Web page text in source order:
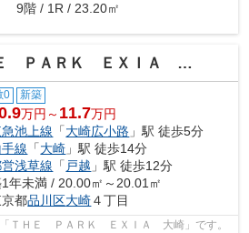
9階 / 1R / 23.20㎡
ＰＡＲＫ ＥＸＩＡ 大崎
0 新築
万円～ 11.7万円
池上線 「大崎広小路 」駅 徒歩5分
線 「大崎 」駅 徒歩14分
浅草線 「 戸越 」駅 徒歩12分
年未満 / 20.00㎡～20.01㎡
都品川区大崎４丁目
「ＴＨＥ ＰＡＲＫ ＥＸＩＡ 大崎」です。